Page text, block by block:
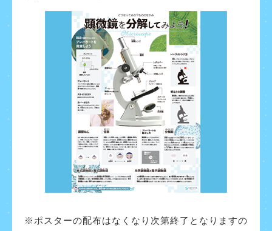
※ポスターの配布はなくなり次第終了となりますの